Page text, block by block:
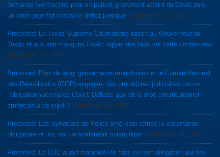
demande Ivermectine pour un patient gravement atteint du Covid puis
un autre juge fait obstacle: débat juridique September 12, 2021
Protected: La Texas Supreme Court donne raison au Gouverneur du
Texas et aux anti-masques Covid: rappel des faits sur cette controverse
September 12, 2021
Protected: Plus de vingt gouverneurs républicains et le Comité National
des Républicains (GOP) engagent des procédures judiciaires contre
l’obligation vaccinales Covid: Débats: que dit le droit constitutionnel
américain à ce sujet ? September 12, 2021
Protected: Les Syndicats de Police américain refuse la vaccination
obligatoire et. ce, sur un fondement scientifique September 12, 2021
Protected: La CDC aurait manipulé les faits sur son allégation que les